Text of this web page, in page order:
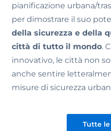
pianificazione urbana/
per dimostrare il suo
della sicurezza e della
città di tutto il mondo.
innovativo, le città non
anche sentire
misure di sicurezza
Tutte